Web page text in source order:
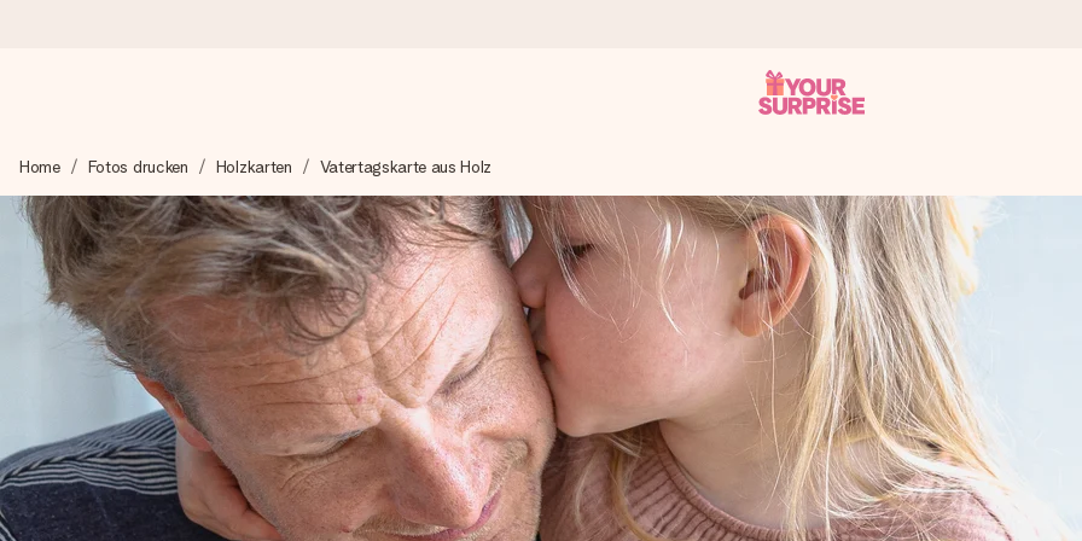
Wir bereiten dein Geschenk sorgfältig vor und schicken es blitzschnell – damit du es genau zum richtigen Zeitpunkt überreichen
4,7 (basierend auf +15.000 Bewertungen)
Unsere Geschenke begeistern. Kunden bewerten uns mit 4,7 bei Google Reviews (Gesamtergebnis aller Länder, in die wir
Mit Liebe gemacht, im Handumdrehen
Erstelle etwas Einzigartiges in wenigen Schritten – mit ihrem Namen, deinem Foto oder einer Nachricht von Herzen. Kein Stress,
Home Fotos drucken Holzkarten Vatertagskarte aus Holz